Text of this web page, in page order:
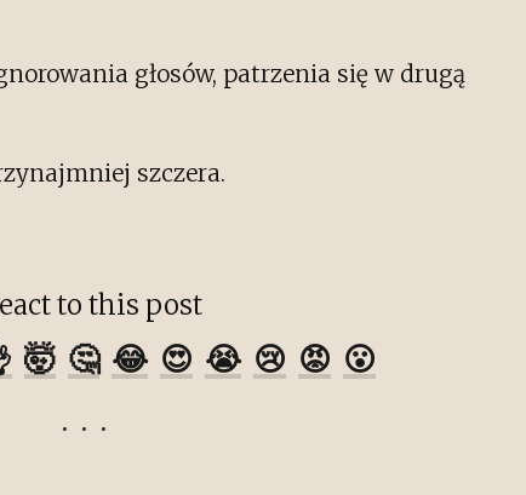
głosów, patrzenia się w drugą
szczera.
to this post
🤯 🤔 😂 😍 😭 😢 😡 😮